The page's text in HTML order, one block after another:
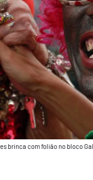
brinca com folião no bloco